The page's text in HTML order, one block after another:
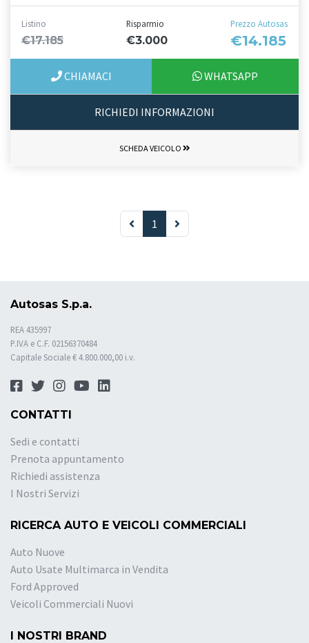
Listino
€17.185
Risparmio
€3.000
Prezzo Autosas
€14.185
CHIAMACI WHATSAPP
RICHIEDI INFORMAZIONI
SCHEDA VEICOLO
1
Autosas S.p.a.
REA 435997
P.IVA e C.F. 02156370484
Capitale Sociale € 4.800.000,00 i.v.
CONTATTI
Sedi e contatti
Prenota appuntamento
Richiedi assistenza
I Nostri Servizi
RICERCA AUTO E VEICOLI COMMERCIALI
Auto Nuove
Auto Usate Multimarca in Vendita
Ford Approved
Veicoli Commerciali Nuovi
I NOSTRI BRAND